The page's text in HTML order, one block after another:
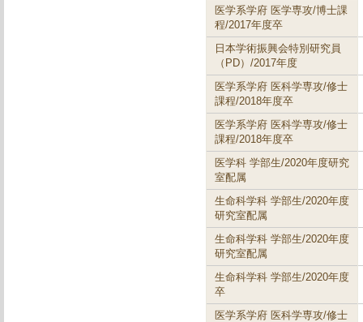
医学系学府 医学専攻/博士課
程/2017年度卒
日本学術振興会特別研究員
（PD）/2017年度
医学系学府 医科学専攻/修士
課程/2018年度卒
医学系学府 医科学専攻/修士
課程/2018年度卒
医学科 学部生/2020年度研究
室配属
生命科学科 学部生/2020年度
研究室配属
生命科学科 学部生/2020年度
研究室配属
生命科学科 学部生/2020年度
卒
医学系学府 医科学専攻/修士